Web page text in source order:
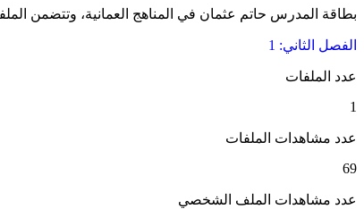
بطاقة المدرس حاتم عثمان في المناهج العمانية، وتتضمن
الفصل الثاني: 1
عدد الملفات
1
عدد مشاهدات الملفات
69
عدد مشاهدات الملف الشخصي